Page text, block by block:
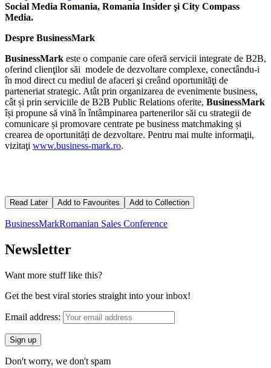
Social Media Romania, Romania Insider şi City Compass
Media.
Despre BusinessMark
BusinessMark este o companie care oferă servicii integrate de B2B,
oferind clienţilor săi modele de dezvoltare complexe, conectându-i
în mod direct cu mediul de afaceri şi creând oportunităţi de
parteneriat strategic. Atât prin organizarea de evenimente business,
cât și prin serviciile de B2B Public Relations oferite, BusinessMark
își propune să vină în întâmpinarea partenerilor săi cu strategii de
comunicare și promovare centrate pe business matchmaking și
crearea de oportunități de dezvoltare. Pentru mai multe informaţii,
vizitaţi www.business-mark.ro.
Read Later Add to Favourites Add to Collection
BusinessMarkRomanian Sales Conference
Newsletter
Want more stuff like this?
Get the best viral stories straight into your inbox!
Email address:
Don't worry, we don't spam